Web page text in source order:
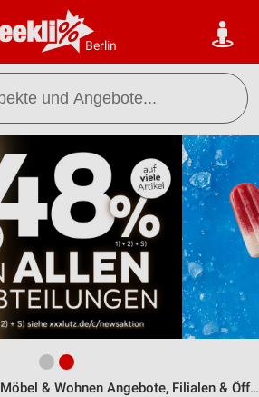
Berlin
Möbel & Wohnen Angebote, Filialen & Öffnungszeiten